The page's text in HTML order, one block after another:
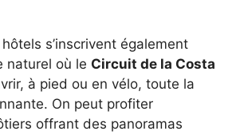
s’inscrivent également
naturel où le Circuit de la Costa
à pied ou en vélo, toute la
On peut profiter
offrant des panoramas